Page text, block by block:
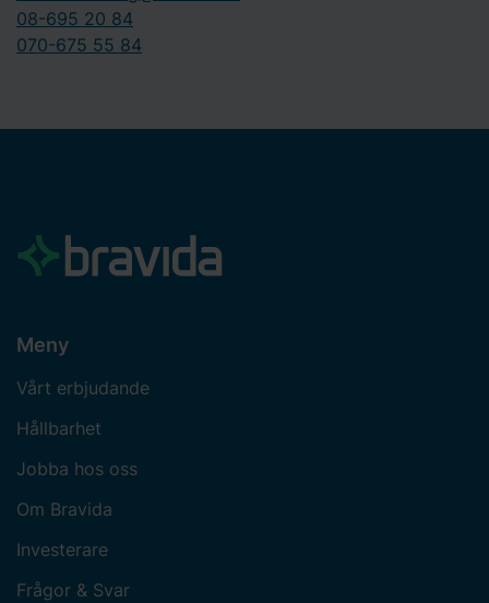
08-695 20 84
070-675 55 84
Meny
Vårt erbjudande
Hållbarhet
Jobba hos oss
Om Bravida
Investerare
Frågor & Svar